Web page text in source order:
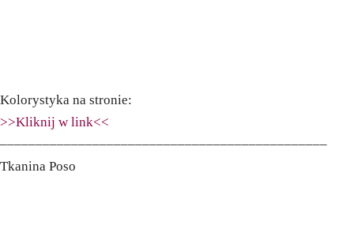
Kolorystyka na stronie:
>>Kliknij w link<<
––––––––––––––––––––––––––––––––––––––––––––––
Tkanina Poso